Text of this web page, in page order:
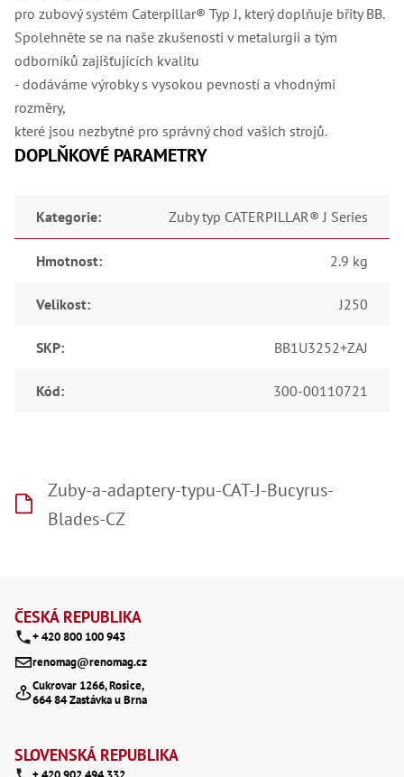
pro zubový systém Caterpillar® Typ J, který doplňuje břity BB.
Spolehněte se na naše zkušenosti v metalurgii a tým
odborníků zajišťujících kvalitu
- dodáváme výrobky s vysokou pevností a vhodnými
rozměry,
které jsou nezbytné pro správný chod vašich strojů.
DOPLŇKOVÉ PARAMETRY
Kategorie: Zuby typ CATERPILLAR® J Series
Hmotnost: 2.9 kg
Velikost: J250
SKP: BB1U3252+ZAJ
Kód: 300-00110721
Zuby-a-adaptery-typu-CAT-J-Bucyrus-
Blades-CZ
ČESKÁ REPUBLIKA
+ 420 800 100 943
renomag@renomag.cz
Cukrovar 1266, Rosice,
664 84 Zastávka u Brna
SLOVENSKÁ REPUBLIKA